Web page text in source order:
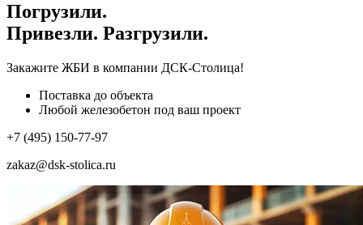
Погрузили.
Привезли. Разгрузили.
Закажите ЖБИ в компании ДСК-Столица!
Поставка до объекта
Любой железобетон под ваш проект
+7 (495) 150-77-97
zakaz@dsk-stolica.ru